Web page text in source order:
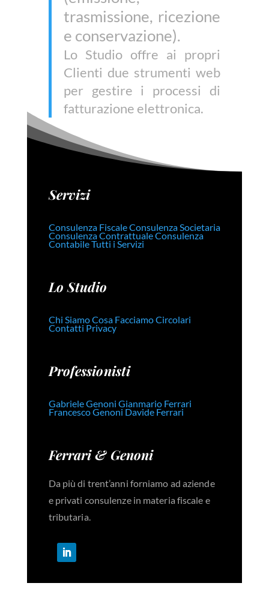
trasmissione, ricezione
e conservazione).
Lo Studio offre ai propri
Clienti due strumenti web
per gestire i processi di
fatturazione elettronica.
Servizi
Consulenza FiscaleConsulenza Societaria
Consulenza ContrattualeConsulenza
ContabileTutti i Servizi
Lo Studio
Chi SiamoCosa FacciamoCircolari
Contatti Privacy
Professionisti
Gabriele Genoni Gianmario Ferrari
Francesco Genoni Davide Ferrari
Ferrari & Genoni
Da più di trent’anni forniamo ad aziende
e privati consulenze in materia fiscale e
tributaria.